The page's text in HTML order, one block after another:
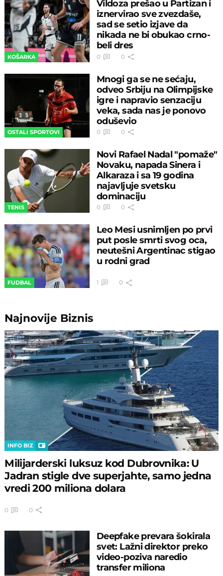
KOŠARKA
Vildoza prešao u Partizan i
iznervirao sve zvezdaše,
sad se setio izjave da
nikada ne bi obukao crno-
beli dres
0 0
OSTALI SPORTOVI
Mnogi ga se ne sećaju,
odveo Srbiju na Olimpijske
igre i napravio senzaciju
veka, sada nas je ponovo
oduševio
0 0
TENIS
Novi Rafael Nadal "pomaže"
Novaku, napada Sinera i
Alkaraza i sa 19 godina
najavljuje svetsku
dominaciju
0 0
FUDBAL
Leo Mesi usnimljen po prvi
put posle smrti svog oca,
neutešni Argentinac stigao
u rodni grad
1 0
Najnovije Biznis
INFO BIZ
Milijarderski luksuz kod Dubrovnika: U
Jadran stigle dve superjahte, samo jedna
vredi 200 miliona dolara
0 0
Deepfake prevara šokirala
svet: Lažni direktor preko
video-poziva naredio
transfer miliona